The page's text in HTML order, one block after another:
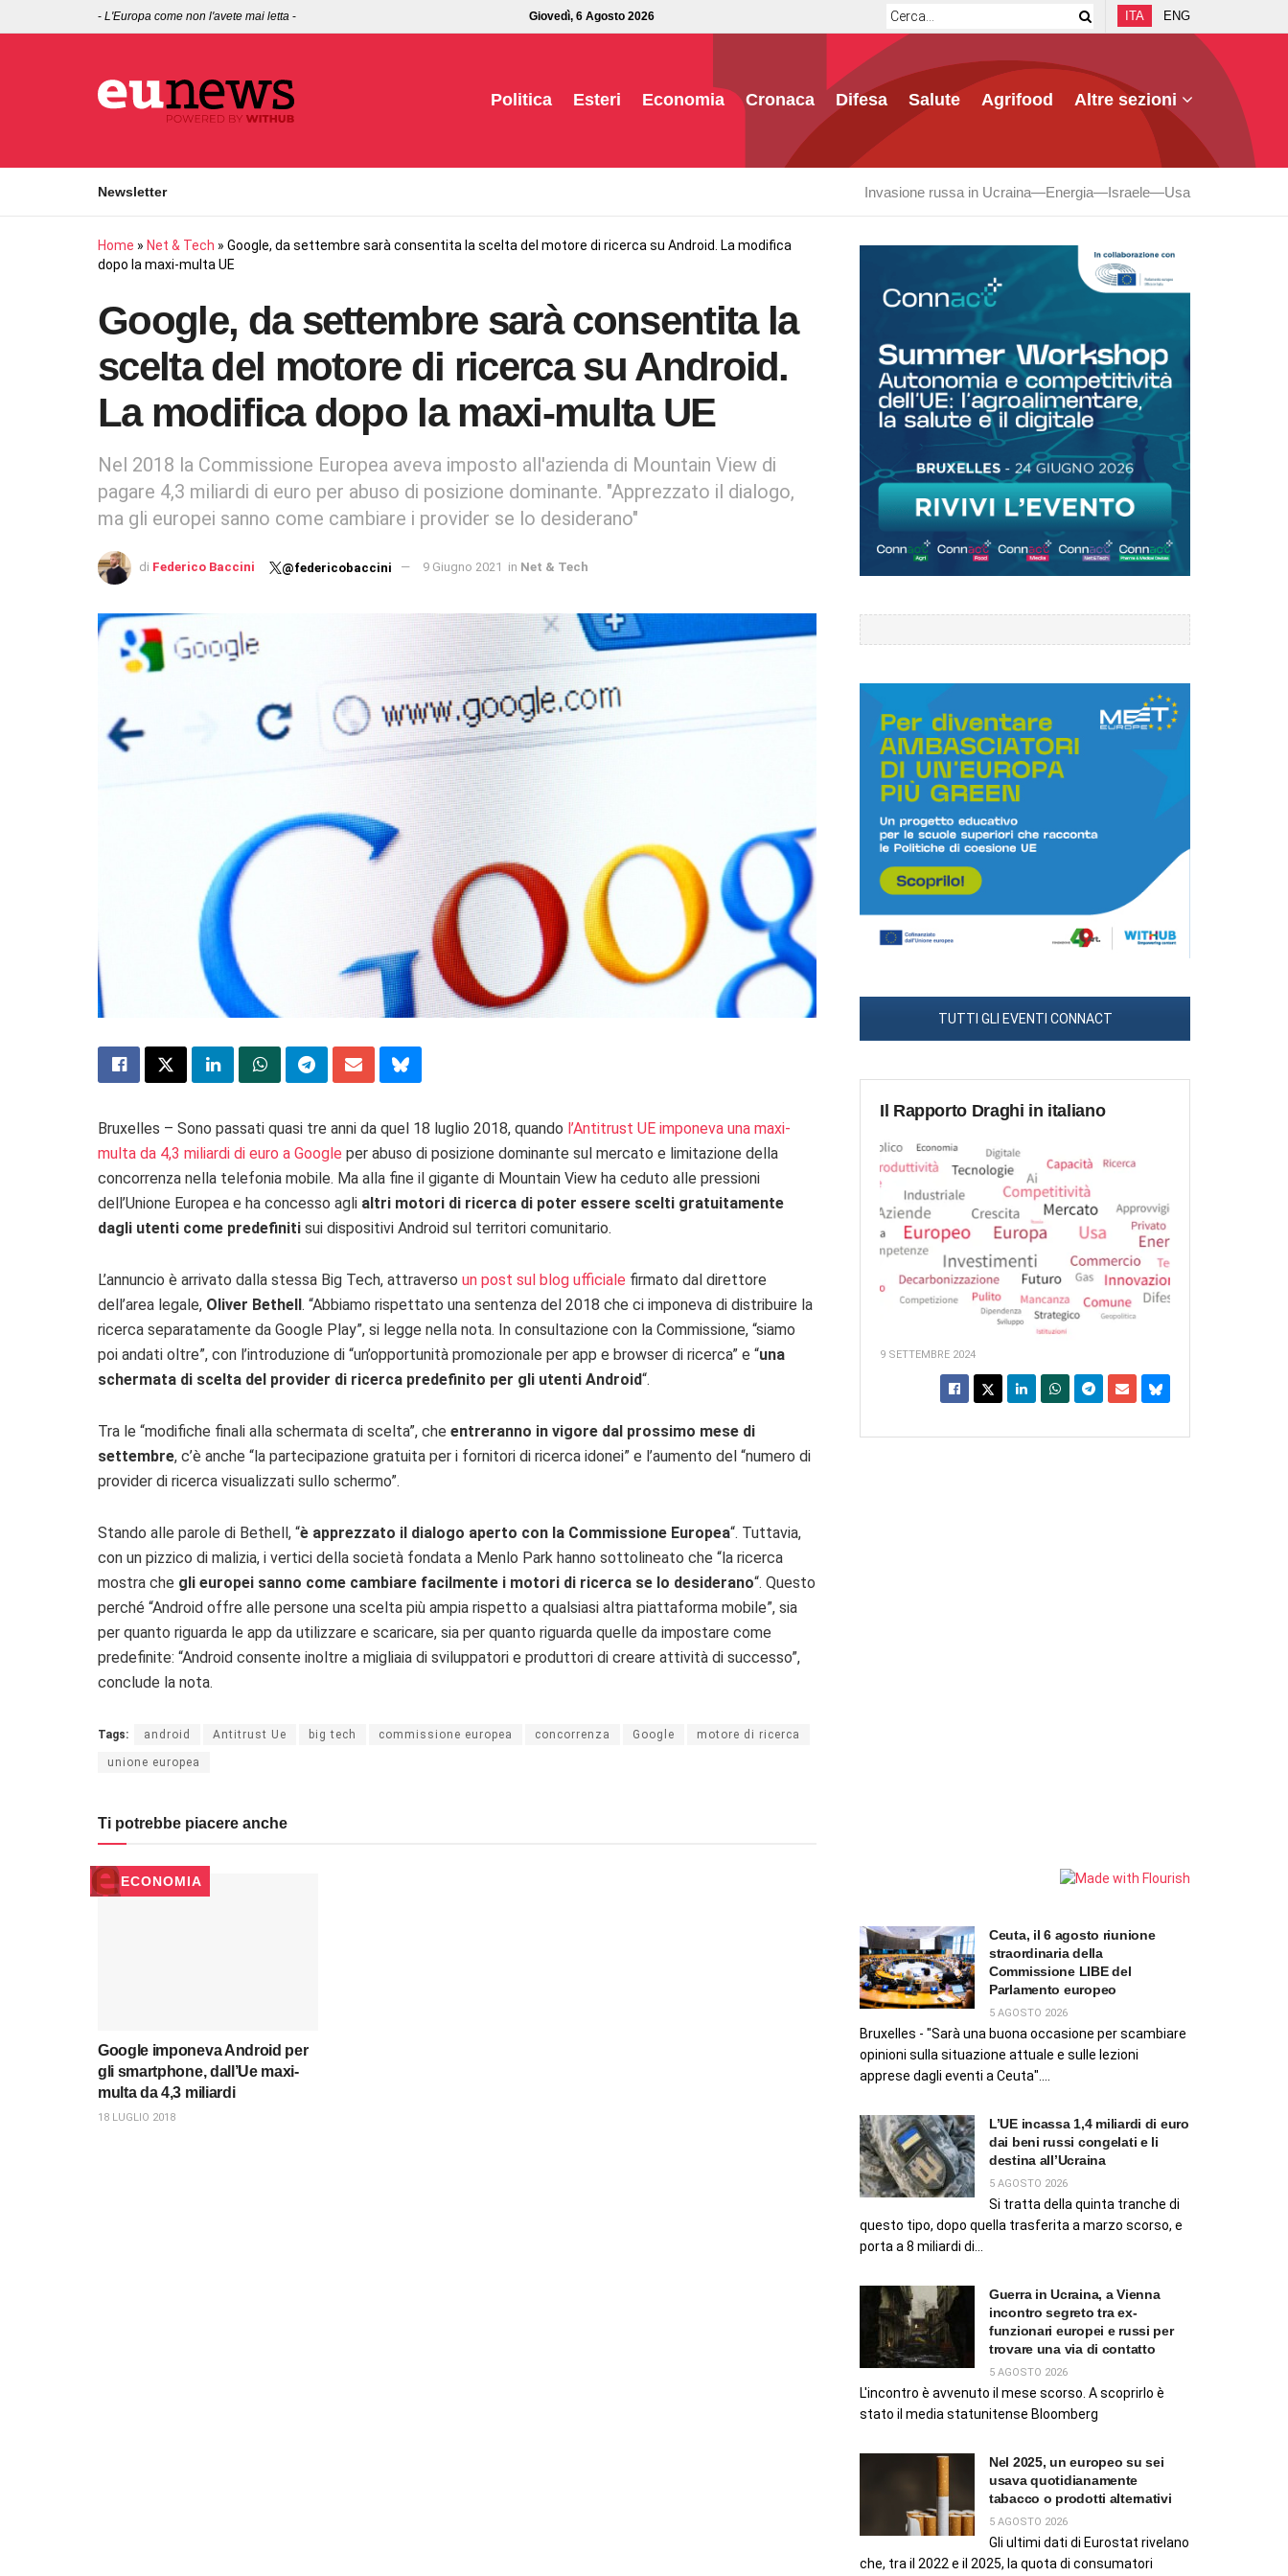
- L'Europa come non l'avete mai letta - Giovedì, 6 Agosto 2026 ITA ENG
Politica Esteri Economia Cronaca Difesa Salute Agrifood Altre sezioni
Newsletter Invasione russa in Ucraina Energia Israele Usa
Home » Net & Tech » Google, da settembre sarà consentita la scelta del motore di ricerca su Android. La modifica
dopo la maxi-multa UE
Google, da settembre sarà consentita la
scelta del motore di ricerca su Android.
La modifica dopo la maxi-multa UE
Nel 2018 la Commissione Europea aveva imposto all'azienda di Mountain View di
pagare 4,3 miliardi di euro per abuso di posizione dominante. "Apprezzato il dialogo,
ma gli europei sanno come cambiare i provider se lo desiderano"
di Federico Baccini @federicobaccini 9 Giugno 2021 in Net & Tech
Bruxelles – Sono passati quasi tre anni da quel 18 luglio 2018, quando l’Antitrust UE imponeva una maxi-
multa da 4,3 miliardi di euro a Google per abuso di posizione dominante sul mercato e limitazione della
concorrenza nella telefonia mobile. Ma alla fine il gigante di Mountain View ha ceduto alle pressioni
dell’Unione Europea e ha concesso agli altri motori di ricerca di poter essere scelti gratuitamente
dagli utenti come predefiniti sui dispositivi Android sul territori comunitario.
L’annuncio è arrivato dalla stessa Big Tech, attraverso un post sul blog ufficiale firmato dal direttore
dell’area legale, Oliver Bethell. “Abbiamo rispettato una sentenza del 2018 che ci imponeva di distribuire la
ricerca separatamente da Google Play”, si legge nella nota. In consultazione con la Commissione, “siamo
poi andati oltre”, con l’introduzione di “un’opportunità promozionale per app e browser di ricerca” e “una
schermata di scelta del provider di ricerca predefinito per gli utenti Android“.
Tra le “modifiche finali alla schermata di scelta”, che entreranno in vigore dal prossimo mese di
settembre, c’è anche “la partecipazione gratuita per i fornitori di ricerca idonei” e l’aumento del “numero di
provider di ricerca visualizzati sullo schermo”.
Stando alle parole di Bethell, “è apprezzato il dialogo aperto con la Commissione Europea“. Tuttavia,
con un pizzico di malizia, i vertici della società fondata a Menlo Park hanno sottolineato che “la ricerca
mostra che gli europei sanno come cambiare facilmente i motori di ricerca se lo desiderano“. Questo
perché “Android offre alle persone una scelta più ampia rispetto a qualsiasi altra piattaforma mobile”, sia
per quanto riguarda le app da utilizzare e scaricare, sia per quanto riguarda quelle da impostare come
predefinite: “Android consente inoltre a migliaia di sviluppatori e produttori di creare attività di successo”,
conclude la nota.
Tags: android Antitrust Ue big tech commissione europea concorrenza Google motore di ricerca
unione europea
Ti potrebbe piacere anche
ECONOMIA
Google imponeva Android per
gli smartphone, dall’Ue maxi-
multa da 4,3 miliardi
18 LUGLIO 2018
TUTTI GLI EVENTI CONNACT
Il Rapporto Draghi in italiano
9 SETTEMBRE 2024
Ceuta, il 6 agosto riunione
straordinaria della
Commissione LIBE del
Parlamento europeo
5 AGOSTO 2026
Bruxelles - "Sarà una buona occasione per scambiare
opinioni sulla situazione attuale e sulle lezioni
apprese dagli eventi a Ceuta"....
L’UE incassa 1,4 miliardi di euro
dai beni russi congelati e li
destina all’Ucraina
5 AGOSTO 2026
Si tratta della quinta tranche di
questo tipo, dopo quella trasferita a marzo scorso, e
porta a 8 miliardi di...
Guerra in Ucraina, a Vienna
incontro segreto tra ex-
funzionari europei e russi per
trovare una via di contatto
5 AGOSTO 2026
L'incontro è avvenuto il mese scorso. A scoprirlo è
stato il media statunitense Bloomberg
Nel 2025, un europeo su sei
usava quotidianamente
tabacco o prodotti alternativi
5 AGOSTO 2026
Gli ultimi dati di Eurostat rivelano
che, tra il 2022 e il 2025, la quota di consumatori